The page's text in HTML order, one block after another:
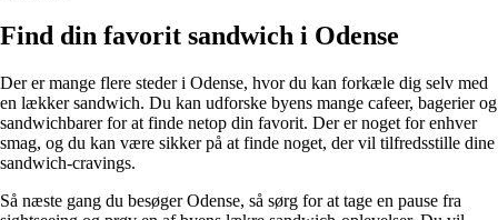
Find din favorit sandwich i Odense
Der er mange flere steder i Odense, hvor du kan forkæle dig selv med
en lækker sandwich. Du kan udforske byens mange cafeer, bagerier og
sandwichbarer for at finde netop din favorit. Der er noget for enhver
smag, og du kan være sikker på at finde noget, der vil tilfredsstille dine
sandwich-cravings.
Så næste gang du besøger Odense, så sørg for at tage en pause fra